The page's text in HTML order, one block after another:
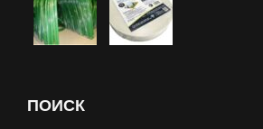
ПОИСК